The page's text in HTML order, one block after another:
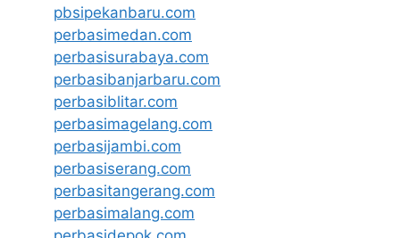
pbsipekanbaru.com
perbasimedan.com
perbasisurabaya.com
perbasibanjarbaru.com
perbasiblitar.com
perbasimagelang.com
perbasijambi.com
perbasiserang.com
perbasitangerang.com
perbasimalang.com